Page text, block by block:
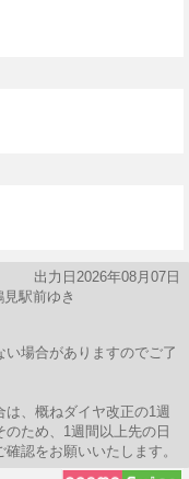
出力日2026年08月07日
駅前ゆき
場合がありますのでご了
、概ねダイヤ改正の1週
ため、1週間以上先の日
認をお願いいたします。